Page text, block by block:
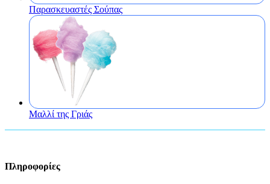
Παρασκευαστές Σούπας
Μαλλί της Γριάς
Πληροφορίες